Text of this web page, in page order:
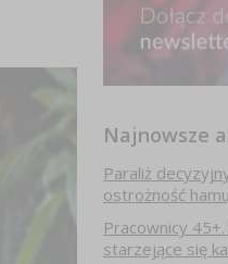
Najnowsze
Paraliż
ostrożność
Pracownicy
starzejące się